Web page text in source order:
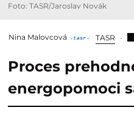
Foto: TASR/Jaroslav Novák
Nina Malovcová TASR
Proces
energopomoci